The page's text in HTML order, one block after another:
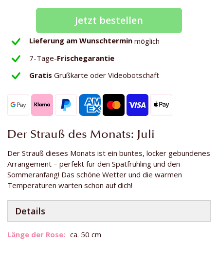
Jetzt bestellen
Lieferung am Wunschtermin möglich
7-Tage-Frischegarantie
Gratis Grußkarte oder Videobotschaft
Der Strauß des Monats: Juli
Der Strauß dieses Monats ist ein buntes, locker gebundenes
Arrangement – perfekt für den Spätfrühling und den
Sommeranfang! Das schöne Wetter und die warmen
Temperaturen warten schon auf dich!
Details
Weitere
ca. 50 cm